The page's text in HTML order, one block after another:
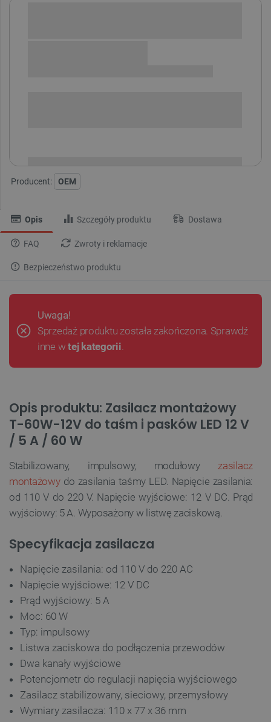
Producent: OEM
Opis Szczegóły produktu Dostawa
FAQ Zwroty i reklamacje
Bezpieczeństwo produktu
Uwaga!
Sprzedaż produktu została zakończona. Sprawdź
inne wtej kategorii.
Opis produktu: Zasilacz montażowy
T-60W-12V do taśm i pasków LED 12 V
/ 5 A / 60 W
Stabilizowany, impulsowy, modułowyzasilacz
montażowydo zasilania taśmy LED. Napięcie zasilania:
od 110 V do 220 V. Napięcie wyjściowe: 12 V DC. Prąd
wyjściowy: 5 A. Wyposażony w listwę zaciskową.
Specyfikacja zasilacza
Napięcie zasilania: od 110 V do 220 AC
Napięcie wyjściowe: 12 V DC
Prąd wyjściowy: 5 A
Moc: 60 W
Typ: impulsowy
Listwa zaciskowa do podłączenia przewodów
Dwa kanały wyjściowe
Potencjometr do regulacji napięcia wyjściowego
Zasilacz stabilizowany, sieciowy, przemysłowy
Wymiary zasilacza: 110 x 77 x 36 mm